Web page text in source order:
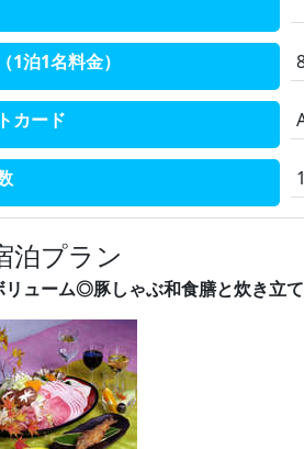
1泊1名料金）
カード
泊プラン
リューム◎豚しゃぶ和食膳と炊き立